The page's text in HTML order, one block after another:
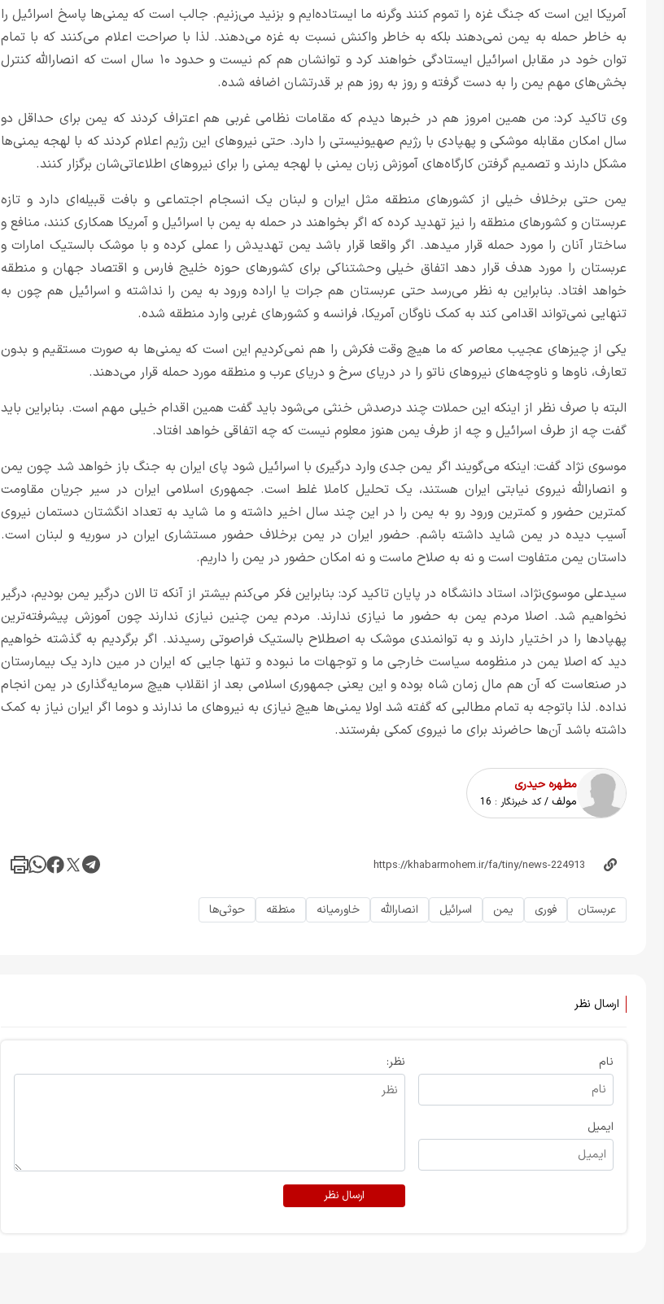
آمریکا این است که جنگ غزه را تموم کنند وگرنه ما ایستاده‌ایم و بزنید می‌زنیم. جالب است که یمنی‌ها پاسخ اسرائیل را
به خاطر حمله به یمن نمی‌دهند بلکه به خاطر واکنش نسبت به غزه می‌دهند. لذا با صراحت اعلام می‌کنند که با تمام
توان خود در مقابل اسرائیل ایستادگی خواهند کرد و توانشان هم کم نیست و حدود ۱۰ سال است که انصارالله کنترل
بخش‌های مهم یمن را به دست گرفته و روز به روز هم بر قدرتشان اضافه شده.
وی تاکید کرد: من همین امروز هم در خبرها دیدم که مقامات نظامی غربی هم اعتراف کردند که یمن برای حداقل دو
سال امکان مقابله موشکی و پهپادی با رژیم صهیونیستی را دارد. حتی نیروهای این رژیم اعلام کردند که با لهجه یمنی‌ها
مشکل دارند و تصمیم گرفتن کارگاه‌های آموزش زبان یمنی با لهجه یمنی را برای نیروهای اطلاعاتی‌شان برگزار کنند.
یمن حتی برخلاف خیلی از کشورهای منطقه مثل ایران و لبنان یک انسجام اجتماعی و بافت قبیله‌ای دارد و تازه
عربستان و کشورهای منطقه را نیز تهدید کرده که اگر بخواهند در حمله به یمن با اسرائیل و آمریکا همکاری کنند، منافع و
ساختار آنان را مورد حمله قرار میدهد. اگر واقعا قرار باشد یمن تهدیدش را عملی کرده و با موشک بالستیک امارات و
عربستان را مورد هدف قرار دهد اتفاق خیلی وحشتناکی برای کشورهای حوزه خلیج فارس و اقتصاد جهان و منطقه
خواهد افتاد. بنابراین به نظر می‌رسد حتی عربستان هم جرات یا اراده ورود به یمن را نداشته و اسرائیل هم چون به
تنهایی نمی‌تواند اقدامی کند به کمک ناوگان آمریکا، فرانسه و کشورهای غربی وارد منطقه شده.
یکی از چیزهای عجیب معاصر که ما هیچ وقت فکرش را هم نمی‌کردیم این است که یمنی‌ها به صورت مستقیم و بدون
تعارف، ناوها و ناوچه‌های نیروهای ناتو را در دریای سرخ و دریای عرب و منطقه مورد حمله قرار می‌دهند.
البته با صرف نظر از اینکه این حملات چند درصدش خنثی می‌شود باید گفت همین اقدام خیلی مهم است. بنابراین باید
گفت چه از طرف اسرائیل و چه از طرف یمن هنوز معلوم نیست که چه اتفاقی خواهد افتاد.
موسوی نژاد گفت: اینکه می‌گویند اگر یمن جدی وارد درگیری با اسرائیل شود پای ایران به جنگ باز خواهد شد چون یمن
و انصارالله نیروی نیابتی ایران هستند، یک تحلیل کاملا غلط است. جمهوری اسلامی ایران در سیر جریان مقاومت
کمترین حضور و کمترین ورود رو به یمن را در این چند سال اخیر داشته و ما شاید به تعداد انگشتان دستمان نیروی
آسیب دیده در یمن شاید داشته باشم. حضور ایران در یمن برخلاف حضور مستشاری ایران در سوریه و لبنان است.
داستان یمن متفاوت است و نه به صلاح ماست و نه امکان حضور در یمن را داریم.
سیدعلی موسوی‌نژاد، استاد دانشگاه در پایان تاکید کرد: بنابراین فکر می‌کنم بیشتر از آنکه تا الان درگیر یمن بودیم، درگیر
نخواهیم شد. اصلا مردم یمن به حضور ما نیازی ندارند. مردم یمن چنین نیازی ندارند چون آموزش پیشرفته‌ترین
پهپادها را در اختیار دارند و به توانمندی موشک به اصطلاح بالستیک فرا‌صوتی رسیدند. اگر برگردیم به گذشته خواهیم
دید که اصلا یمن در منظومه سیاست خارجی ما و توجهات ما نبوده و تنها جایی که ایران در مین دارد یک بیمارستان
در صنعاست که آن هم مال زمان شاه بوده و این یعنی جمهوری اسلامی بعد از انقلاب هیچ سرمایه‌گذاری در یمن انجام
نداده. لذا با‌توجه به تمام مطالبی که گفته شد اولا یمنی‌ها هیچ نیازی به نیروهای ما ندارند و دوما اگر ایران نیاز به کمک
داشته باشد آن‌ها حاضرند برای ما نیروی کمکی بفرستند.
مطهره حیدری
مولف / کد خبرنگار : 16
عربستان فوری یمن اسرائیل انصارالله خاورمیانه منطقه حوثی‌ها
ارسال نظر
نام
ایمیل
نظر:
ارسال نظر